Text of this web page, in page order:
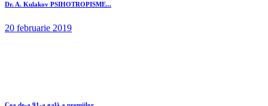
Dr. A. Kulakov PSIHOTROPISME...
20 februarie 2019